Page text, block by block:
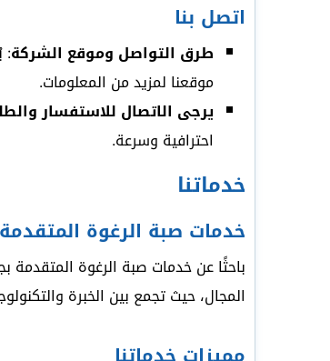
اتصل بنا
طرق التواصل وموقع الشركة:
موقعنا لمزيد من المعلومات.
يرجى الاتصال للاستفسار
احترافية وسرعة.
خدماتنا
خدمات صبة الرغوة المتقدمة
باحثًا عن خدمات صبة الرغوة
المجال، حيث تجمع بين الخبرة